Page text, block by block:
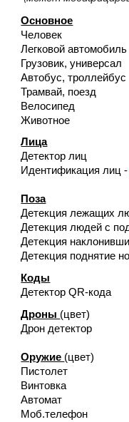
Основное
Человек
Легковой автомобиль
Грузовик, универсал
Автобус, троллейбус
Трамвай, поезд
Велосипед
Животное
Лица
Детектор лиц
Идентификация лиц
Поза
Детекция лежащих
Детекция людей с
Детекция
Детекция поднятие
Коды
Детектор QR-кода
Дроны (цвет)
Дрон детектор
Оружие (цвет)
Пистолет
Винтовка
Автомат
Моб.телефон